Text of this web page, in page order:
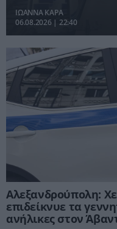
ΙΩΑΝΝΑ ΚΑΡΑ
06.08.2026 | 22:40
Αλεξανδρούπολη:
επιδείκνυε τα
ανήλικες στον